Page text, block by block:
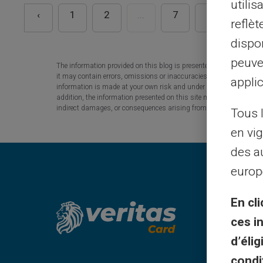
‹ 1 2 ... 7 9
The information provided on this blog is presented for
it may contain errors, omissions or inaccuracies. Carte Veritas
information is made at your own risk and under your sole
addition, the information presented on this site may be modified
indirect damages, or consequences arising from the use of the
Tous
en
des
En
ces